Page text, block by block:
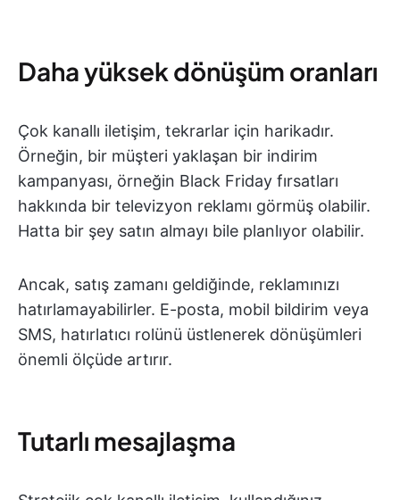
Daha yüksek dönüşüm oranları
Çok kanallı iletişim, tekrarlar için harikadır.
Örneğin, bir müşteri yaklaşan bir indirim
kampanyası, örneğin Black Friday fırsatları
hakkında bir televizyon reklamı görmüş olabilir.
Hatta bir şey satın almayı bile planlıyor olabilir.
Ancak, satış zamanı geldiğinde, reklamınızı
hatırlamayabilirler. E-posta, mobil bildirim veya
SMS, hatırlatıcı rolünü üstlenerek dönüşümleri
önemli ölçüde artırır.
Tutarlı mesajlaşma